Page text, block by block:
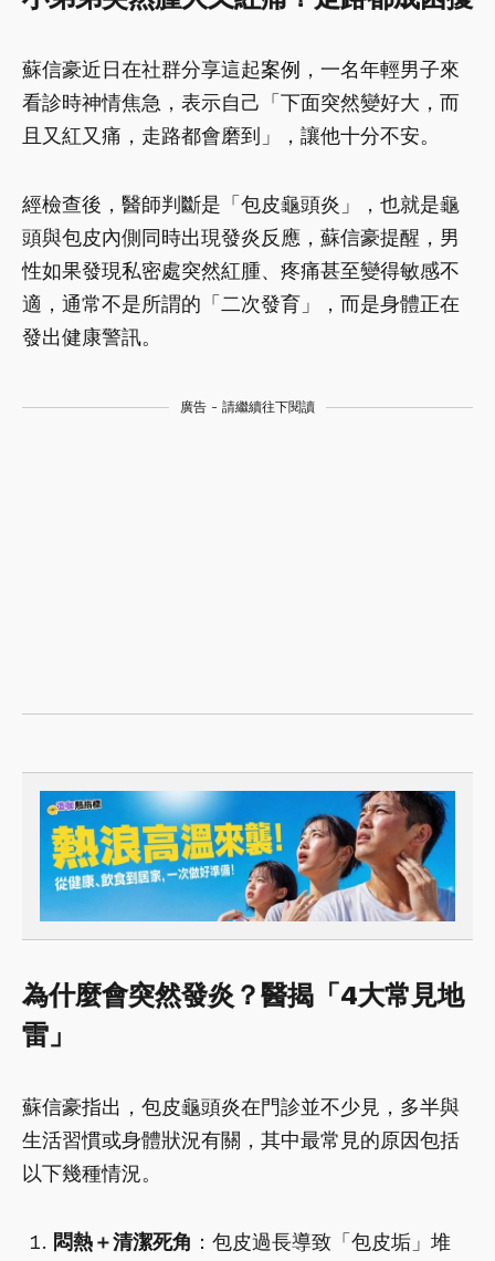
蘇信豪近日在社群分享這起案例 ，一名年輕男子來
看診時神情焦急，表示自己「下面突然變好大，而
且又紅又痛，走路都會磨到」，讓他十分不安。
經檢查後，醫師判斷是「包皮龜頭炎」，也就是龜
頭與包皮內側同時出現發炎反應，蘇信豪提醒，男
性如果發現私密處突然紅腫、疼痛甚至變得敏感不
適，通常不是所謂的「二次發育」，而是身體正在
發出健康警訊。
廣告 - 請繼續往下閱讀
為什麼會突然發炎？醫揭「4大常見地
雷」
蘇信豪指出，包皮龜頭炎在門診並不少見，多半與
生活習慣或身體狀況有關，其中最常見的原因包括
以下幾種情況。
悶熱＋清潔死角 ：包皮過長導致「包皮垢」堆